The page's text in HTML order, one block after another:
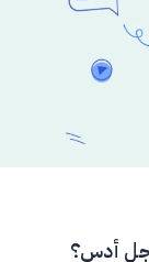
أدس؟